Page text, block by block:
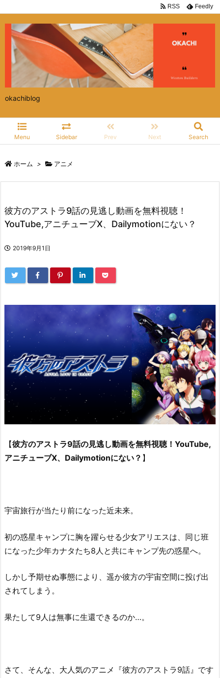
okachiblog
Menu Sidebar Prev Next Search
RSS Feedly
ホーム > アニメ
彼方のアストラ9話の見逃し動画を無料視聴！
YouTube,アニチューブX、Dailymotionにない？
2019年9月1日
【彼方のアストラ9話の見逃し動画を無料視聴！YouTube,
アニチューブX、Dailymotionにない？ 】
宇宙旅行が当たり前になった近未来。
初の惑星キャンプに胸を躍らせる少女アリエスは、同じ班
になった少年カナタたち8人と共にキャンプ先の惑星へ。
しかし予期せぬ事態により、遥か彼方の宇宙空間に投げ出
されてしまう。
果たして9人は無事に生還できるのか…。
さて、そんな、大人気のアニメ『彼方のアストラ9話』です